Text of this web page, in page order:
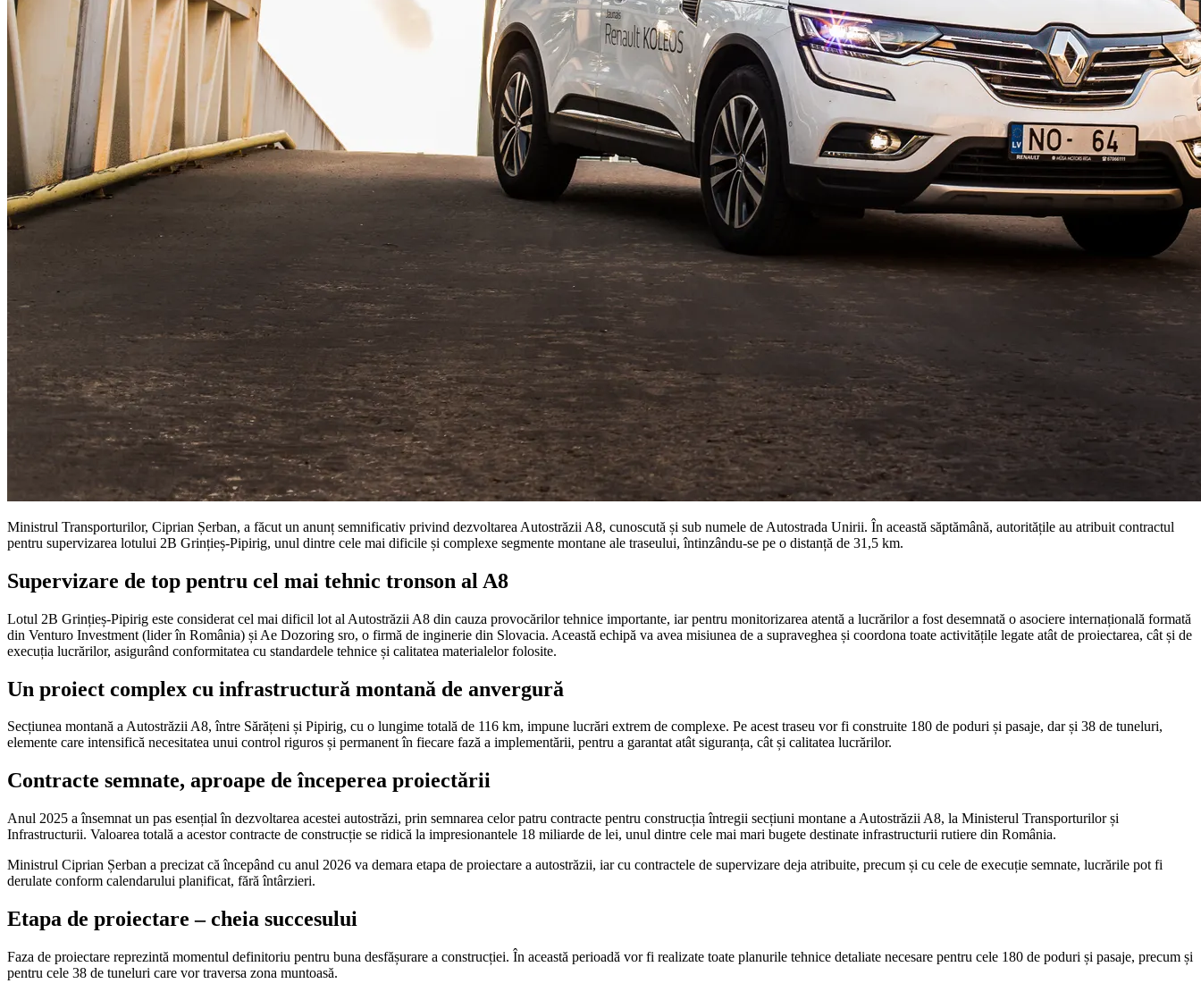
Ministrul Transporturilor, Ciprian Șerban, a făcut un anunț semnificativ privind dezvoltarea Autostrăzii A8, cunoscută și sub numele de Autostrada Unirii. În această săptămână, autoritățile au atribuit contractul
pentru supervizarea lotului 2B Grințieș-Pipirig, unul dintre cele mai dificile și complexe segmente montane ale traseului, întinzându-se pe o distanță de 31,5 km.
Supervizare de top pentru cel mai tehnic tronson al A8
Lotul 2B Grințieș-Pipirig este considerat cel mai dificil lot al Autostrăzii A8 din cauza provocărilor tehnice importante, iar pentru monitorizarea atentă a lucrărilor a fost desemnată o asociere internațională formată
din Venturo Investment (lider în România) și Ae Dozoring sro, o firmă de inginerie din Slovacia. Această echipă va avea misiunea de a supraveghea și coordona toate activitățile legate atât de proiectarea, cât și de
execuția lucrărilor, asigurând conformitatea cu standardele tehnice și calitatea materialelor folosite.
Un proiect complex cu infrastructură montană de anvergură
Secțiunea montană a Autostrăzii A8, între Sărățeni și Pipirig, cu o lungime totală de 116 km, impune lucrări extrem de complexe. Pe acest traseu vor fi construite 180 de poduri și pasaje, dar și 38 de tuneluri,
elemente care intensifică necesitatea unui control riguros și permanent în fiecare fază a implementării, pentru a garantat atât siguranța, cât și calitatea lucrărilor.
Contracte semnate, aproape de începerea proiectării
Anul 2025 a însemnat un pas esențial în dezvoltarea acestei autostrăzi, prin semnarea celor patru contracte pentru construcția întregii secțiuni montane a Autostrăzii A8, la Ministerul Transporturilor și
Infrastructurii. Valoarea totală a acestor contracte de construcție se ridică la impresionantele 18 miliarde de lei, unul dintre cele mai mari bugete destinate infrastructurii rutiere din România.
Ministrul Ciprian Șerban a precizat că începând cu anul 2026 va demara etapa de proiectare a autostrăzii, iar cu contractele de supervizare deja atribuite, precum și cu cele de execuție semnate, lucrările pot fi
derulate conform calendarului planificat, fără întârzieri.
Etapa de proiectare – cheia succesului
Faza de proiectare reprezintă momentul definitoriu pentru buna desfășurare a construcției. În această perioadă vor fi realizate toate planurile tehnice detaliate necesare pentru cele 180 de poduri și pasaje, precum și
pentru cele 38 de tuneluri care vor traversa zona muntoasă.